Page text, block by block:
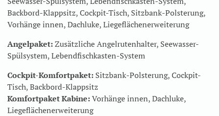
Backbord-Klappsitz, Cockpit-Tisch, Sitzbank-Polsterung,
Vorhänge innen, Dachluke, Liegeflächenerweiterung
Angelpaket:Zusätzliche Angelrutenhalter, Seewasser-
Spülsystem, Lebendfischkasten-System
Cockpit-Komfortpaket: Sitzbank-Polsterung, Cockpit-
Tisch, Backbord-Klappsitz
Komfortpaket Kabine:Vorhänge innen, Dachluke,
Liegeflächenerweiterung